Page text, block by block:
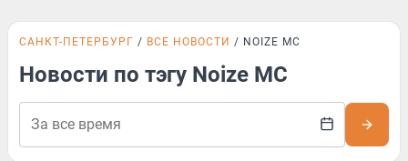
САНКТ-ПЕТЕРБУРГ ВСЕ НОВОСТИ NOIZE MC
Новости по тэгу Noize MC